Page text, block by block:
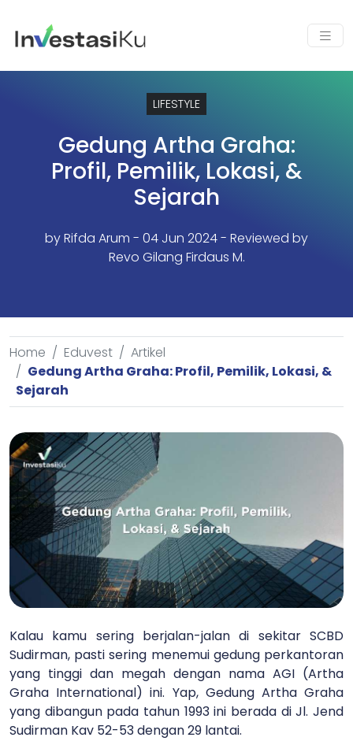
LIFESTYLE
Gedung Artha Graha:
Profil, Pemilik, Lokasi, &
Sejarah
byRifda Arum - 04 Jun 2024 - Reviewed by
Revo Gilang Firdaus M.
Home Eduvest
Artikel
Gedung Artha Graha: Profil, Pemilik, Lokasi, &
Sejarah
Kalau kamu sering berjalan-jalan di sekitar SCBD
Sudirman, pasti sering menemui gedung perkantoran
yang tinggi dan megah dengan nama AGI (Artha
Graha International) ini. Yap, Gedung Artha Graha
yang dibangun pada tahun 1993 ini berada di Jl. Jend
Sudirman Kav 52-53 dengan 29 lantai.